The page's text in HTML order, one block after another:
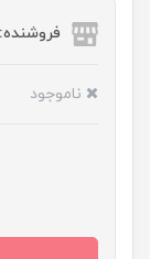
فروشنده: pushaknew
ناموجود